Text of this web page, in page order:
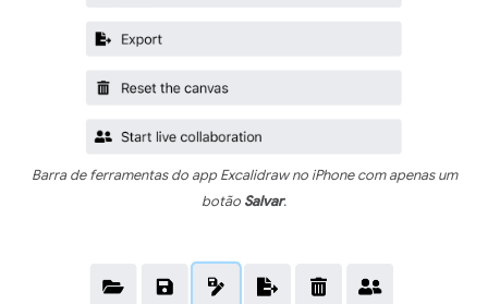
Barra de ferramentas do app Excalidraw no iPhone com apenas um
botão Salvar.